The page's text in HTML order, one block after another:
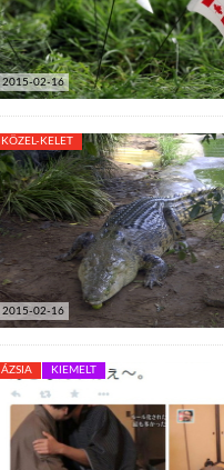
2015-02-16
2015-02-16
KÖZEL-KELET
ÁZSIA KIEMELT